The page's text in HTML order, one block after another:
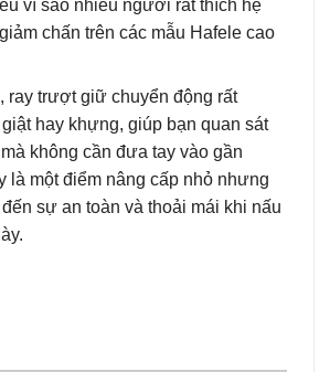
vì sao nhiều người rất thích hệ
chấn trên các mẫu Hafele cao
ray trượt giữ chuyển động rất
hay khựng, giúp bạn quan sát
không cần đưa tay vào gần
là một điểm nâng cấp nhỏ nhưng
sự an toàn và thoải mái khi nấu